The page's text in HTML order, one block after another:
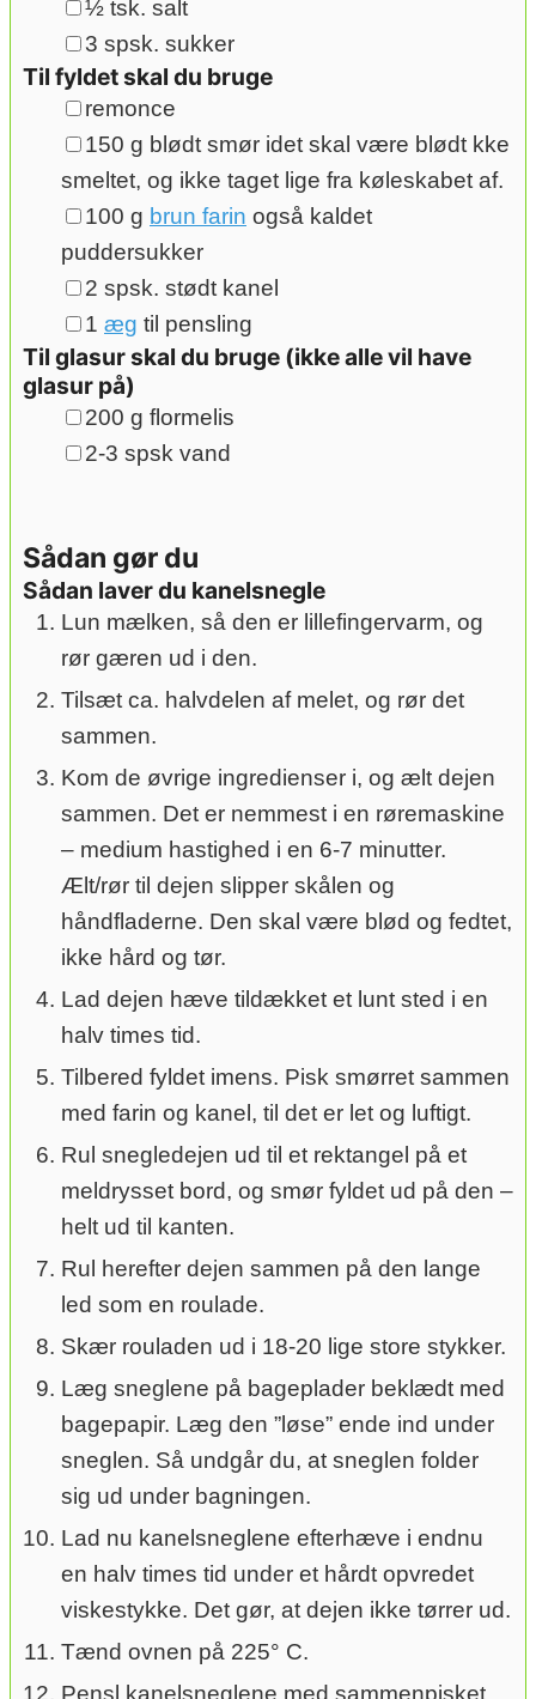
▢
½ tsk. salt
▢
3 spsk. sukker
Til fyldet skal du bruge
▢
remonce
▢
150 g blødt smør idet skal være blødt kke
smeltet, og ikke taget lige fra køleskabet af.
▢
100 g brun farin også kaldet
puddersukker
▢
2 spsk. stødt kanel
▢
1 æg til pensling
Til glasur skal du bruge (ikke alle vil have
glasur på)
▢
200 g flormelis
▢
2-3 spsk vand
Sådan gør du
Sådan laver du kanelsnegle
Lun mælken, så den er lillefingervarm, og
rør gæren ud i den.
Tilsæt ca. halvdelen af melet, og rør det
sammen.
Kom de øvrige ingredienser i, og ælt dejen
sammen. Det er nemmest i en røremaskine
– medium hastighed i en 6-7 minutter.
Ælt/rør til dejen slipper skålen og
håndfladerne. Den skal være blød og fedtet,
ikke hård og tør.
Lad dejen hæve tildækket et lunt sted i en
halv times tid.
Tilbered fyldet imens. Pisk smørret sammen
med farin og kanel, til det er let og luftigt.
Rul snegledejen ud til et rektangel på et
meldrysset bord, og smør fyldet ud på den –
helt ud til kanten.
Rul herefter dejen sammen på den lange
led som en roulade.
Skær rouladen ud i 18-20 lige store stykker.
Læg sneglene på bageplader beklædt med
bagepapir. Læg den ”løse” ende ind under
sneglen. Så undgår du, at sneglen folder
sig ud under bagningen.
Lad nu kanelsneglene efterhæve i endnu
en halv times tid under et hårdt opvredet
viskestykke. Det gør, at dejen ikke tørrer ud.
Tænd ovnen på 225° C.
Pensl kanelsneglene med sammenpisket